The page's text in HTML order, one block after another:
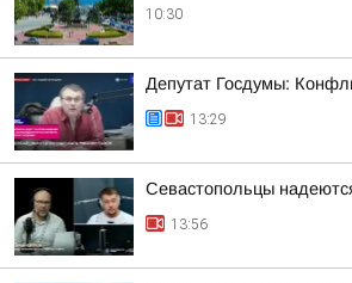
10:30
Депутат Госдумы:
13:29
Севастопольцы
13:56